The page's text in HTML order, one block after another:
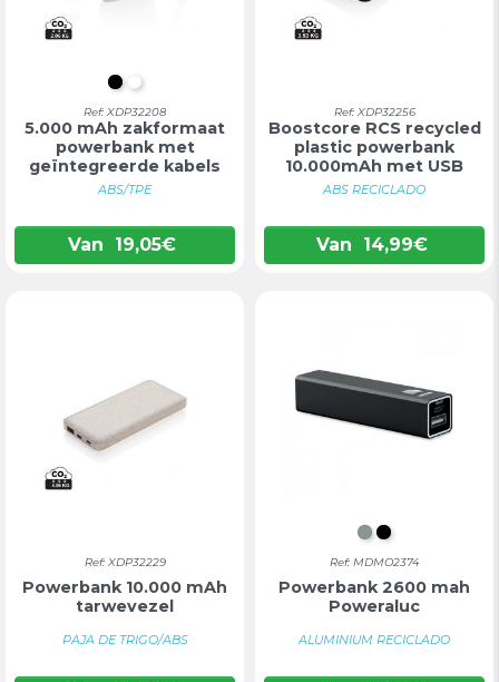
ZWART
WIT
Ref: XDP32208
5.000 mAh zakformaat
powerbank met
geïntegreerde kabels
ABS/TPE
Van 19,05€
Ref: XDP32256
Boostcore RCS recycled
plastic powerbank
10.000mAh met USB
ABS RECICLADO
Van 14,99€
Ref: XDP32229
Powerbank 10.000 mAh
tarwevezel
PAJA DE TRIGO/ABS
MAT ZILVER
ZWART
Ref: MDMO2374
Powerbank 2600 mah
Poweraluc
ALUMINIUM RECICLADO